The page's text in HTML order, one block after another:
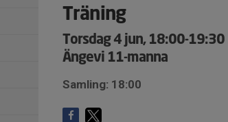
Träning
Torsdag 4 jun, 18:00-19:30
Ängevi 11-manna
Samling: 18:00